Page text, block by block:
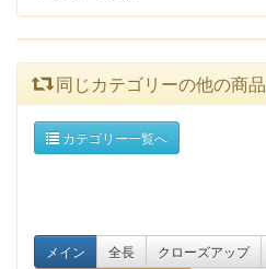
同じカテゴリーの他の商品
カテゴリー一覧へ
メイン 全長 クローズアップ